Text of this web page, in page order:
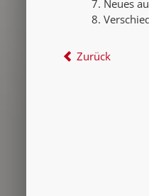
Neues
Zurück